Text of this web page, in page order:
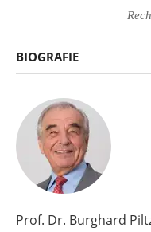
BIOGRAFIE
Prof. Dr. Burghard